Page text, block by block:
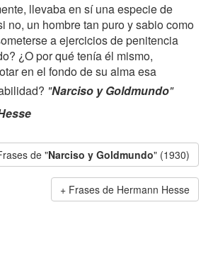
llevaba en sí una especie de
no, un hombre tan puro y sabio como
a ejercicios de penitencia
¿O por qué tenía él mismo,
en el fondo de su alma esa
"Narciso y Goldmundo"
de "Narciso y Goldmundo" (1930)
Frases de Hermann Hesse